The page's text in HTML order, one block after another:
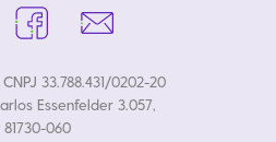
33.788.431/0202-20
Essenfelder 3.057,
060